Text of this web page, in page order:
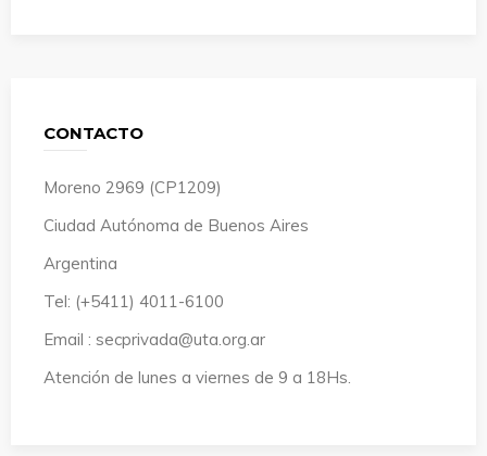
CONTACTO
Moreno 2969 (CP1209)
Ciudad Autónoma de Buenos Aires
Argentina
Tel: (+5411) 4011-6100
Email : secprivada@uta.org.ar
Atención de lunes a viernes de 9 a 18Hs.